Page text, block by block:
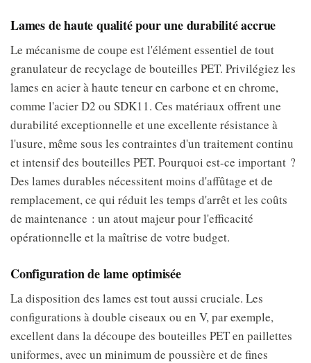
Lames de haute qualité pour une durabilité accrue
Le mécanisme de coupe est l'élément essentiel de tout
granulateur de recyclage de bouteilles PET. Privilégiez les
lames en acier à haute teneur en carbone et en chrome,
comme l'acier D2 ou SDK11. Ces matériaux offrent une
durabilité exceptionnelle et une excellente résistance à
l'usure, même sous les contraintes d'un traitement continu
et intensif des bouteilles PET. Pourquoi est-ce important ?
Des lames durables nécessitent moins d'affûtage et de
remplacement, ce qui réduit les temps d'arrêt et les coûts
de maintenance : un atout majeur pour l'efficacité
opérationnelle et la maîtrise de votre budget.
Configuration de lame optimisée
La disposition des lames est tout aussi cruciale. Les
configurations à double ciseaux ou en V, par exemple,
excellent dans la découpe des bouteilles PET en paillettes
uniformes, avec un minimum de poussière et de fines